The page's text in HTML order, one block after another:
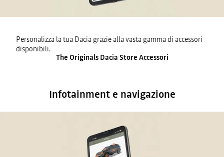
Personalizza la tua Dacia grazie alla vasta gamma di accessori
disponibili.
The Originals Dacia Store Accessori
Infotainment e navigazione